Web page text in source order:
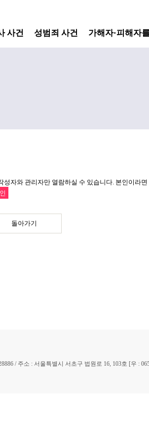
사건 성범죄 사건 가해자·피해자
성자와 관리자만 열람하실 수 있습니다. 본인이라
돌아가기
/ 주소 : 서울특별시 서초구 법원로 16, 103호 [우 :